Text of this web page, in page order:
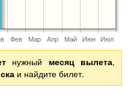
Фев Мар Апр Май Июн Июл
нужный месяц вылета,
и найдите билет.